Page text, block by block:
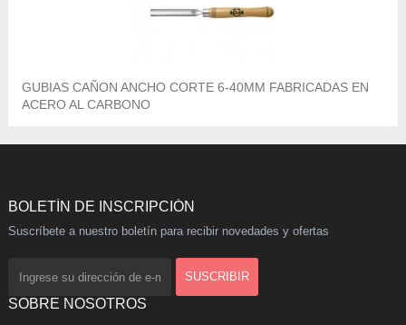
GUBIAS CAÑON ANCHO CORTE 6-40MM FABRICADAS EN
ACERO AL CARBONO
BOLETÍN DE INSCRIPCIÓN
Suscríbete a nuestro boletín para recibir novedades y ofertas
SOBRE NOSOTROS